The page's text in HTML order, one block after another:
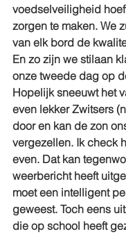
voedselveiligheid
zorgen te maken. We
van elk bord de
En zo zijn we stilaan
onze tweede dag op
Hopelijk sneeuwt het
even lekker Zwitsers
door en kan de zon
vergezellen. Ik check
even. Dat kan
weerbericht heeft
moet een intelligent
geweest. Toch eens
die op school heeft